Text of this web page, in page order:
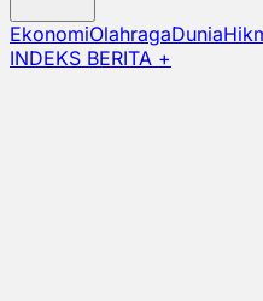
EkonomiOlahragaDunia
INDEKS BERITA +